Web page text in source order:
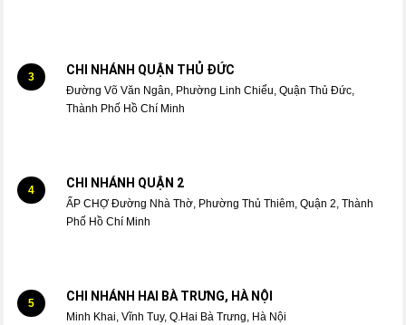
3 CHI NHÁNH QUẬN THỦ ĐỨC
Đường Võ Văn Ngân, Phường Linh Chiểu, Quận Thủ Đức,
Thành Phố Hồ Chí Minh
4 CHI NHÁNH QUẬN 2
ẤP CHỢ Đường Nhà Thờ, Phường Thủ Thiêm, Quận 2, Thành
Phố Hồ Chí Minh
5 CHI NHÁNH HAI BÀ TRƯNG, HÀ NỘI
Minh Khai, Vĩnh Tuy, Q.Hai Bà Trưng, Hà Nội